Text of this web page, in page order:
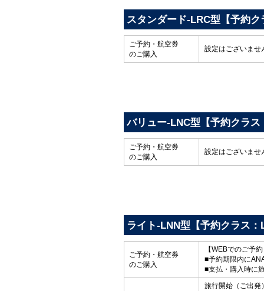
スタンダード-LRC型【予約ク
ご予約・航空券
のご購入
設定はございませ
バリュー-LNC型【予約クラス
ご予約・航空券
のご購入
設定はございませ
ライト-LNN型【予約クラス：
ご予約・航空券
のご購入
【WEBでのご予
■予約期限内に
■支払・購入時に
旅行開始（ご出発